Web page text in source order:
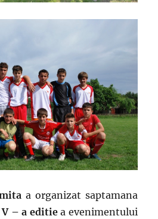
a organizat saptamana
– a editiea evenimentului